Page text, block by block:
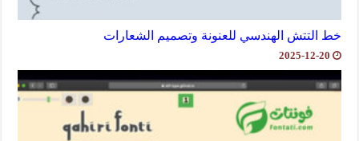
خط التتش الهندسي للعنونة وتصميم الشعارات
2025-12-20